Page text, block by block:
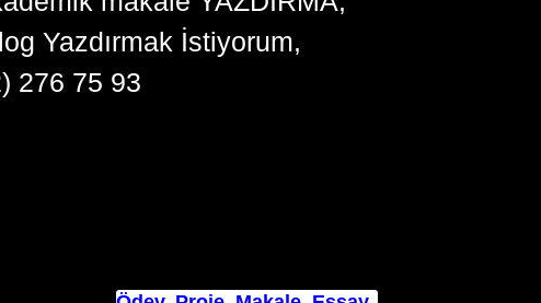
Yazdırmak İstiyorum,
276 75 93